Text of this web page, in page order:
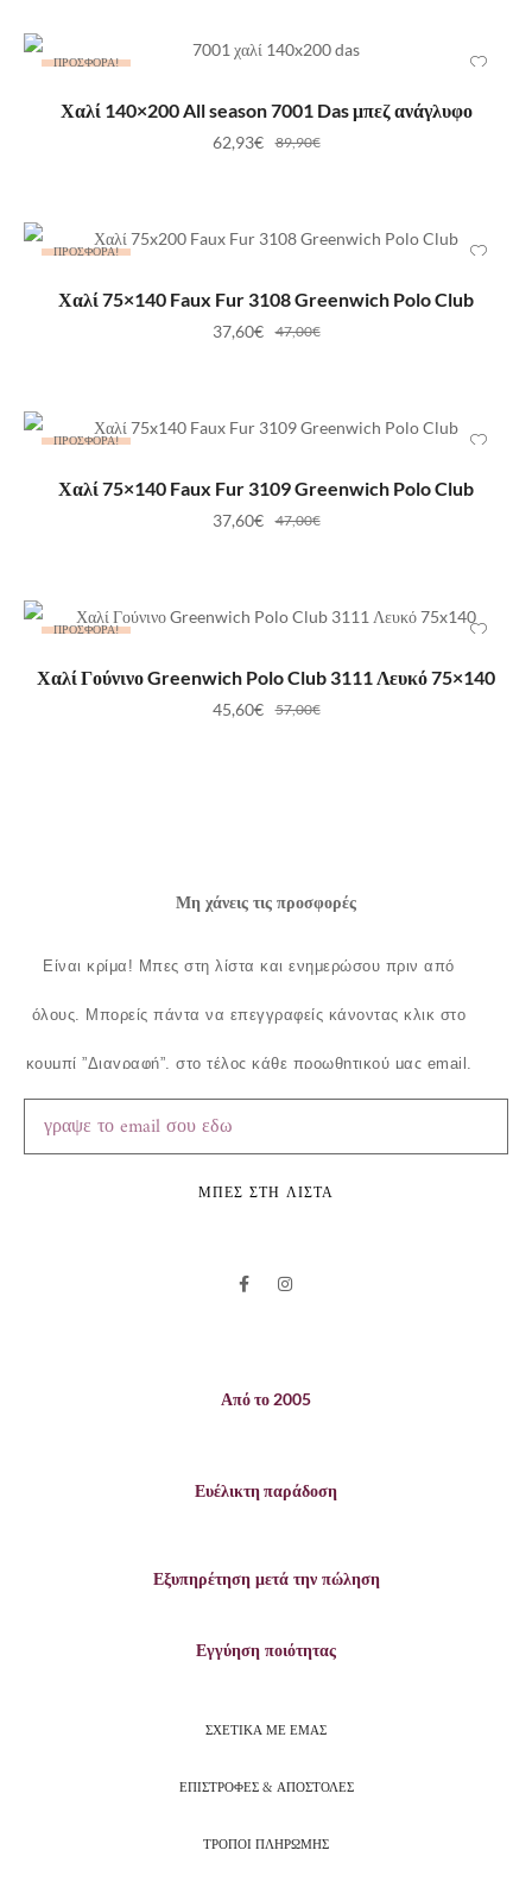
ΠΡΟΣΦΟΡΆ!
ΠΡΟΣΘΉΚΗ ΣΤΟ ΚΑΛΆΘΙ
Χαλί 140×200 All season 7001 Das μπεζ ανάγλυφο
89,90€
62,93€
ΠΡΟΣΦΟΡΆ!
ΠΡΟΣΘΉΚΗ ΣΤΟ ΚΑΛΆΘΙ
Χαλί 75×140 Faux Fur 3108 Greenwich Polo Club
47,00€
37,60€
ΠΡΟΣΦΟΡΆ!
ΠΡΟΣΘΉΚΗ ΣΤΟ ΚΑΛΆΘΙ
Χαλί 75×140 Faux Fur 3109 Greenwich Polo Club
47,00€
37,60€
ΠΡΟΣΦΟΡΆ!
ΠΡΟΣΘΉΚΗ ΣΤΟ ΚΑΛΆΘΙ
Χαλί Γούνινο Greenwich Polo Club 3111 Λευκό 75×140
57,00€
45,60€
Μη χάνεις τις προσφορές
Είναι κρίμα! Μπες στη λίστα και ενημερώσου πριν από
όλους. Μπορείς πάντα να επεγγραφείς κάνοντας κλικ στο
κουμπί ”Διαγραφή”, στο τέλος κάθε προωθητικού μας email.
ΜΠΕΣ ΣΤΗ ΛΙΣΤΑ
Από το 2005
Ευέλικτη παράδοση
Εξυπηρέτηση μετά την πώληση
Εγγύηση ποιότητας
ΣΧΕΤΙΚΑ ΜΕ ΕΜΑΣ
ΕΠΙΣΤΡΟΦΕΣ & ΑΠΟΣΤΟΛΕΣ
ΤΡΟΠΟΙ ΠΛΗΡΩΜΗΣ